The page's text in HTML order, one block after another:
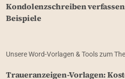
Kondolenzschreiben
Beispiele
Unsere Word-Vorlagen & Tools zum
Traueranzeigen-Vorlagen: